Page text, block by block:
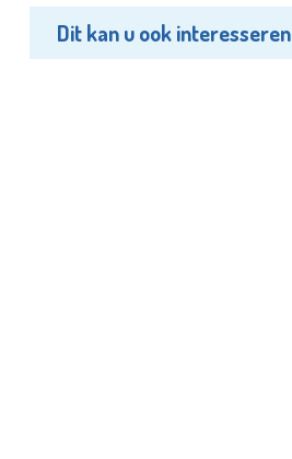
Dit kan u ook interesseren